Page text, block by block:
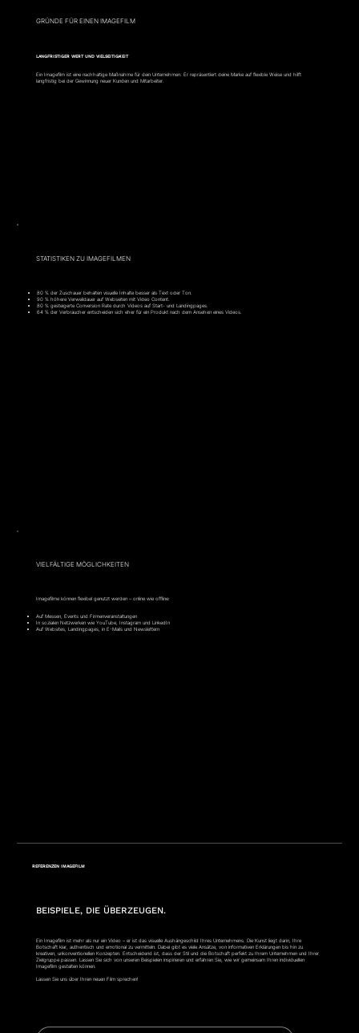
GRÜNDE FÜR EINEN IMAGEFILM
LANGFRISTIGER WERT UND VIELSEITIGKEIT
Ein Imagefilm ist eine nachhaltige Maßnahme für dein Unternehmen. Er repräsentiert deine Marke auf flexible Weise und hilft
langfristig bei der Gewinnung neuer Kunden und Mitarbeiter.
STATISTIKEN ZU IMAGEFILMEN
80 % der Zuschauer behalten visuelle Inhalte besser als Text oder Ton.
90 % höhere Verweildauer auf Webseiten mit Video Content.
80 % gesteigerte Conversion Rate durch Videos auf Start- und Landingpages.
64 % der Verbraucher entscheiden sich eher für ein Produkt nach dem Ansehen eines Videos.
VIELFÄLTIGE MÖGLICHKEITEN
Imagefilme können flexibel genutzt werden – online wie offline:
Auf Messen, Events und Firmenveranstaltungen
In sozialen Netzwerken wie YouTube, Instagram und LinkedIn
Auf Websites, Landingpages, in E-Mails und Newslettern
REFERENZEN IMAGEFILM
BEISPIELE, DIE ÜBERZEUGEN.
Ein Imagefilm ist mehr als nur ein Video – er ist das visuelle Aushängeschild Ihres Unternehmens. Die Kunst liegt darin, Ihre
Botschaft klar, authentisch und emotional zu vermitteln. Dabei gibt es viele Ansätze, von informativen Erklärungen bis hin zu
kreativen, unkonventionellen Konzepten. Entscheidend ist, dass der Stil und die Botschaft perfekt zu Ihrem Unternehmen und Ihrer
Zielgruppe passen. Lassen Sie sich von unseren Beispielen inspirieren und erfahren Sie, wie wir gemeinsam Ihren individuellen
Imagefilm gestalten können.
Lassen Sie uns über Ihren neuen Film sprechen!